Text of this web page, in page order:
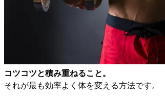
コツコツと積み重ねること。
それが最も効率よく体を変える方法です。